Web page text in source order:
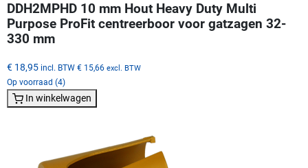
DDH2MPHD 10 mm Hout Heavy Duty Multi
Purpose ProFit centreerboor voor gatzagen 32-
330 mm
€ 18,95 incl. BTW € 15,66 excl. BTW
Op voorraad (4)
In winkelwagen